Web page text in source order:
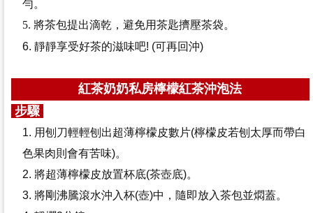
勻。
5. 將茶包提出滴乾，避免用茶匙擠壓茶袋。
6. 靜靜享受好茶的滋味吧! (可再回沖)
紅茶奶奶私房檸檬紅茶沖泡法
步驟
1. 用刨刀輕輕刨出超薄檸檬皮數片(檸檬皮若刨太厚而帶白
色果肉則會有苦味)。
2. 將超薄檸檬皮放置杯底(茶壺底)。
3. 將剛沸騰滾水沖入杯(壺)中，隨即放入茶包並燜蓋。